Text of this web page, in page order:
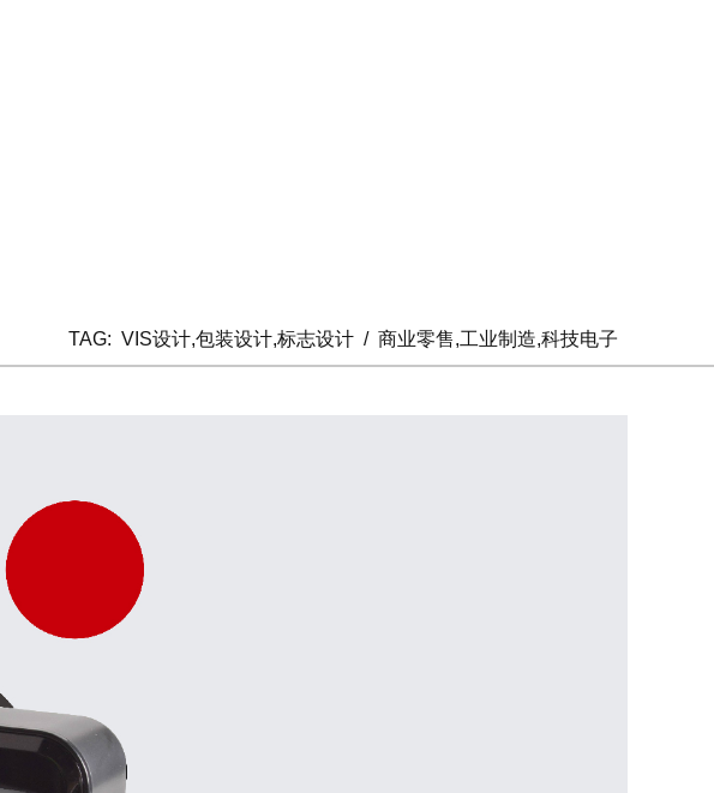
TAG: VIS设计,包装设计,标志设计 / 商业零售,工业制造,科技电子